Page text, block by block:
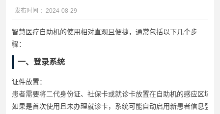
发布时间 ：2024-08-29
智慧医疗自助机的使用相对直观且便捷，通常包括以下几个步
骤：
一、登录系统
证件放置：
患者需要将二代身份证、社保卡或就诊卡放置在自助机的感应区域
如果是首次使用且未办理就诊卡，系统可能自动启用新患者信息登